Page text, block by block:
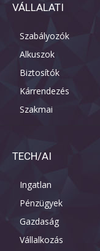
VÁLLALATI
Szabályozók
Alkuszok
Biztosítók
Kárrendezés
Szakmai
TECH/AI
Ingatlan
Pénzügyek
Gazdaság
Vállalkozás